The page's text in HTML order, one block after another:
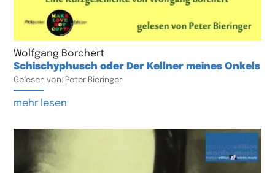
Wolfgang Borchert
Schischyphusch oder Der Kellner meines Onkels
Gelesen von: Peter Bieringer
mehr lesen